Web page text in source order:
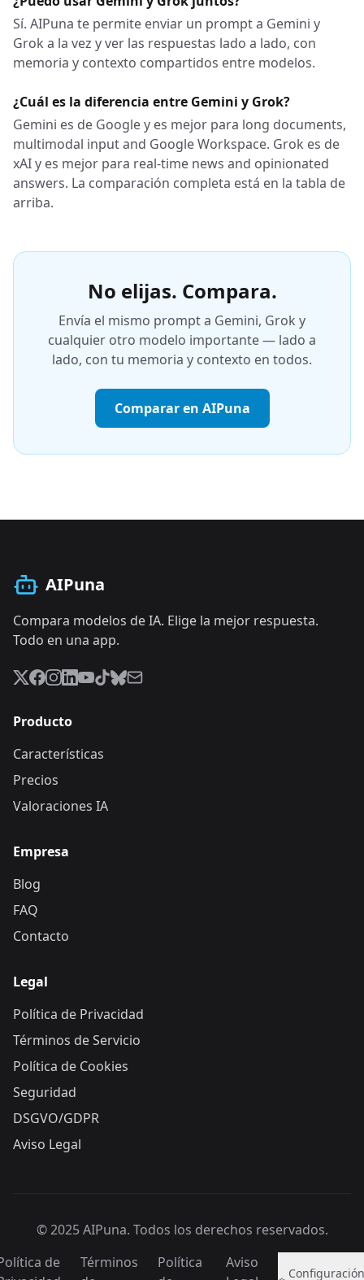
Sí. AIPuna te permite enviar un prompt a Gemini y
Grok a la vez y ver las respuestas lado a lado, con
memoria y contexto compartidos entre modelos.
¿Cuál es la diferencia entre Gemini y Grok?
Gemini es de Google y es mejor para long documents,
multimodal input and Google Workspace. Grok es de
xAI y es mejor para real-time news and opinionated
answers. La comparación completa está en la tabla de
arriba.
No elijas. Compara.
Envía el mismo prompt a Gemini, Grok y
cualquier otro modelo importante — lado a
lado, con tu memoria y contexto en todos.
Comparar en AIPuna
AIPuna
Compara modelos de IA. Elige la mejor respuesta.
Todo en una app.
Producto
Características
Precios
Valoraciones IA
Empresa
Blog
FAQ
Contacto
Legal
Política de Privacidad
Términos de Servicio
Política de Cookies
Seguridad
DSGVO/GDPR
Aviso Legal
© 2025 AIPuna. Todos los derechos reservados.
de
Términos
Política
Aviso
Configuración